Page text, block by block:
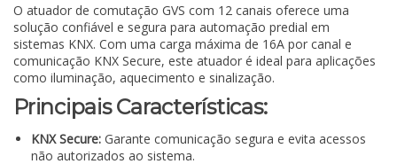
O atuador de comutação GVS com 12 canais oferece uma
solução confiável e segura para automação predial em
sistemas KNX. Com uma carga máxima de 16A por canal e
comunicação KNX Secure, este atuador é ideal para aplicações
como iluminação, aquecimento e sinalização.
Principais Características:
KNX Secure: Garante comunicação segura e evita acessos
não autorizados ao sistema.